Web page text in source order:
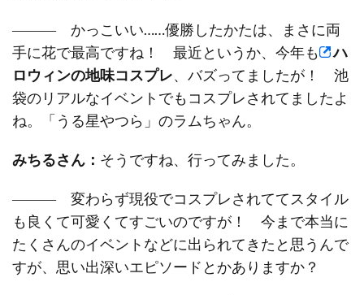
――― かっこいい……優勝したかたは、まさに両
手に花で最高ですね！ 最近というか、今年も
ハ
ロウィンの地味コスプレ、バズってましたが！ 池
袋のリアルなイベントでもコスプレされてましたよ
ね。「うる星やつら」のラムちゃん。
みちるさん： そうですね、行ってみました。
――― 変わらず現役でコスプレされててスタイル
も良くて可愛くてすごいのですが！ 今まで本当に
たくさんのイベントなどに出られてきたと思うんで
すが、思い出深いエピソードとかありますか？